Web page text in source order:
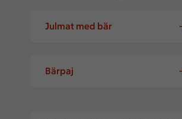
Julmat med bär
Bärpaj